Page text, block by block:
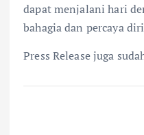
dapat menjalani hari
bahagia dan percaya
Press Release juga